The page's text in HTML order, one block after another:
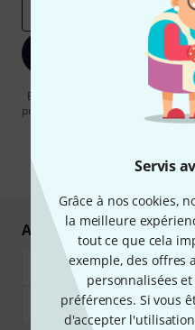
Servis
Grâce à nos cookies,
la meilleure
tout ce que cela
exemple, des offres
personnalisées
préférences. Si vous
d'accepter
En cliquant sur "S'inscrire
publicités par e-mail. La
pouvez trouver plus
*
Achetez et payez en